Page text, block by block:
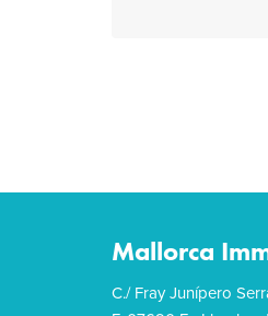
Mallorca
C./ Fray Junípero